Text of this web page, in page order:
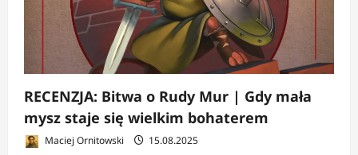
legenda
RECENZJA: Bitwa o Rudy Mur | Gdy mała
mysz staje się wielkim bohaterem
Maciej Ornitowski 15.08.2025